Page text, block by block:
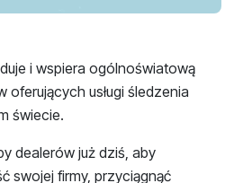
i wspiera ogólnoświatową
oferujących usługi śledzenia
świecie.
dealerów już dziś, aby
swojej firmy, przyciągnąć